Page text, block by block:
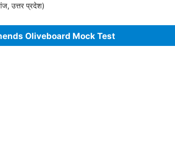
उत्तर प्रदेश)
Oliveboard Mock Test